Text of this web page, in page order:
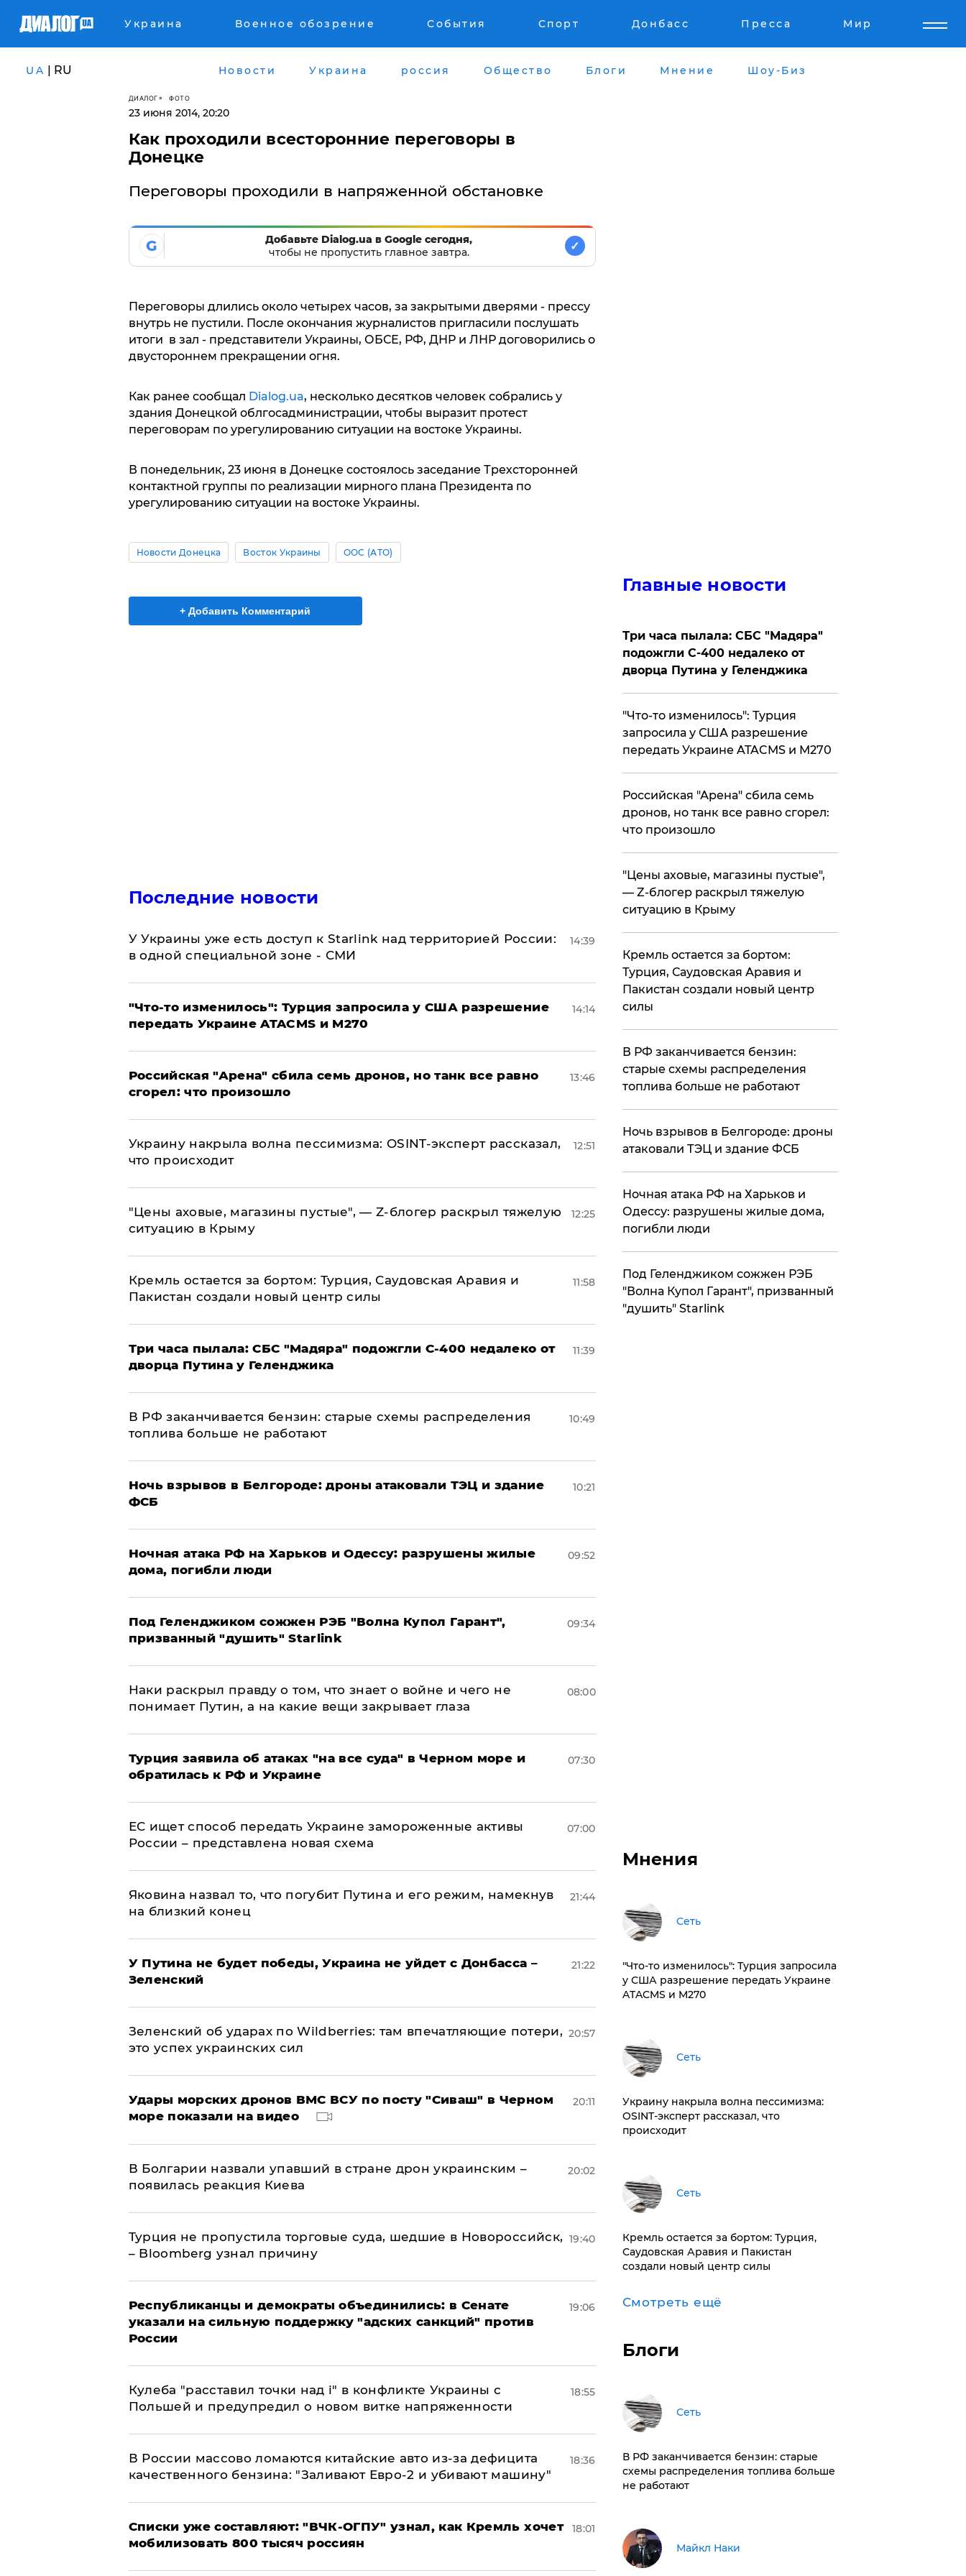
Украина Военное обозрение События Спорт Донбасс Пресса Мир
UA | RU Новости Украина россия Общество Блоги Мнение Шоу-Биз
ДИАЛОГ ФОТО
23 июня 2014, 20:20
Как проходили всесторонние переговоры в
Донецке
Переговоры проходили в напряженной обстановке
G
Добавьте Dialog.ua в Google сегодня,
чтобы не пропустить главное завтра.
✓
Переговоры длились около четырех часов, за закрытыми дверями - прессу
внутрь не пустили. После окончания журналистов пригласили послушать
итоги в зал - представители Украины, ОБСЕ, РФ, ДНР и ЛНР договорились о
двустороннем прекращении огня.
Как ранее сообщал Dialog.ua, несколько десятков человек собрались у
здания Донецкой облгосадминистрации, чтобы выразит протест
переговорам по урегулированию ситуации на востоке Украины.
В понедельник, 23 июня в Донецке состоялось заседание Трехсторонней
контактной группы по реализации мирного плана Президента по
урегулированию ситуации на востоке Украины.
Новости Донецка Восток Украины ООС (АТО)
+ Добавить Комментарий
Последние новости
У Украины уже есть доступ к Starlink над территорией России:
в одной специальной зоне - СМИ
14:39
​"Что-то изменилось": Турция запросила у США разрешение
передать Украине ATACMS и M270
14:14
​Российская "Арена" сбила семь дронов, но танк все равно
сгорел: что произошло
13:46
​Украину накрыла волна пессимизма: OSINT-эксперт рассказал,
что происходит
12:51
​"Цены аховые, магазины пустые", — Z-блогер раскрыл тяжелую
ситуацию в Крыму
12:25
​Кремль остается за бортом: Турция, Саудовская Аравия и
Пакистан создали новый центр силы
11:58
Три часа пылала: СБС "Мадяра" подожгли С-400 недалеко от
дворца Путина у Геленджика
11:39
​В РФ заканчивается бензин: старые схемы распределения
топлива больше не работают
10:49
​Ночь взрывов в Белгороде: дроны атаковали ТЭЦ и здание
ФСБ
10:21
​Ночная атака РФ на Харьков и Одессу: разрушены жилые
дома, погибли люди
09:52
Под Геленджиком сожжен РЭБ "Волна Купол Гарант",
призванный "душить" Starlink
09:34
Наки раскрыл правду о том, что знает о войне и чего не
понимает Путин, а на какие вещи закрывает глаза
08:00
Турция заявила об атаках "на все суда" в Черном море и
обратилась к РФ и Украине
07:30
ЕС ищет способ передать Украине замороженные активы
России – представлена новая схема
07:00
Яковина назвал то, что погубит Путина и его режим, намекнув
на близкий конец
21:44
У Путина не будет победы, Украина не уйдет с Донбасса –
Зеленский
21:22
Зеленский об ударах по Wildberries: там впечатляющие потери,
это успех украинских сил
20:57
Удары морских дронов ВМС ВСУ по посту "Сиваш" в Черном
море показали на видео
20:11
В Болгарии назвали упавший в стране дрон украинским –
появилась реакция Киева
20:02
Турция не пропустила торговые суда, шедшие в Новороссийск,
– Bloomberg узнал причину
19:40
Республиканцы и демократы объединились: в Сенате
указали на сильную поддержку "адских санкций" против
России
19:06
Кулеба "расставил точки над і" в конфликте Украины с
Польшей и предупредил о новом витке напряженности
18:55
В России массово ломаются китайские авто из-за дефицита
качественного бензина: "Заливают Евро-2 и убивают машину"
18:36
Списки уже составляют: "ВЧК-ОГПУ" узнал, как Кремль хочет
мобилизовать 800 тысяч россиян
18:01
Главные новости
Три часа пылала: СБС "Мадяра"
подожгли С-400 недалеко от
дворца Путина у Геленджика
​"Что-то изменилось": Турция
запросила у США разрешение
передать Украине ATACMS и M270
​Российская "Арена" сбила семь
дронов, но танк все равно сгорел:
что произошло
​"Цены аховые, магазины пустые",
— Z-блогер раскрыл тяжелую
ситуацию в Крыму
​Кремль остается за бортом:
Турция, Саудовская Аравия и
Пакистан создали новый центр
силы
​В РФ заканчивается бензин:
старые схемы распределения
топлива больше не работают
​Ночь взрывов в Белгороде: дроны
атаковали ТЭЦ и здание ФСБ
​Ночная атака РФ на Харьков и
Одессу: разрушены жилые дома,
погибли люди
Под Геленджиком сожжен РЭБ
"Волна Купол Гарант", призванный
"душить" Starlink
Мнения
Сеть
​"Что-то изменилось": Турция запросила
у США разрешение передать Украине
ATACMS и M270
Сеть
​Украину накрыла волна пессимизма:
OSINT-эксперт рассказал, что
происходит
Сеть
​Кремль остается за бортом: Турция,
Саудовская Аравия и Пакистан
создали новый центр силы
Смотреть ещё
Блоги
Сеть
​В РФ заканчивается бензин: старые
схемы распределения топлива больше
не работают
Майкл Наки